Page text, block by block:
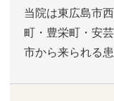
当院は東広島市
町・豊栄町・安
市から来られる